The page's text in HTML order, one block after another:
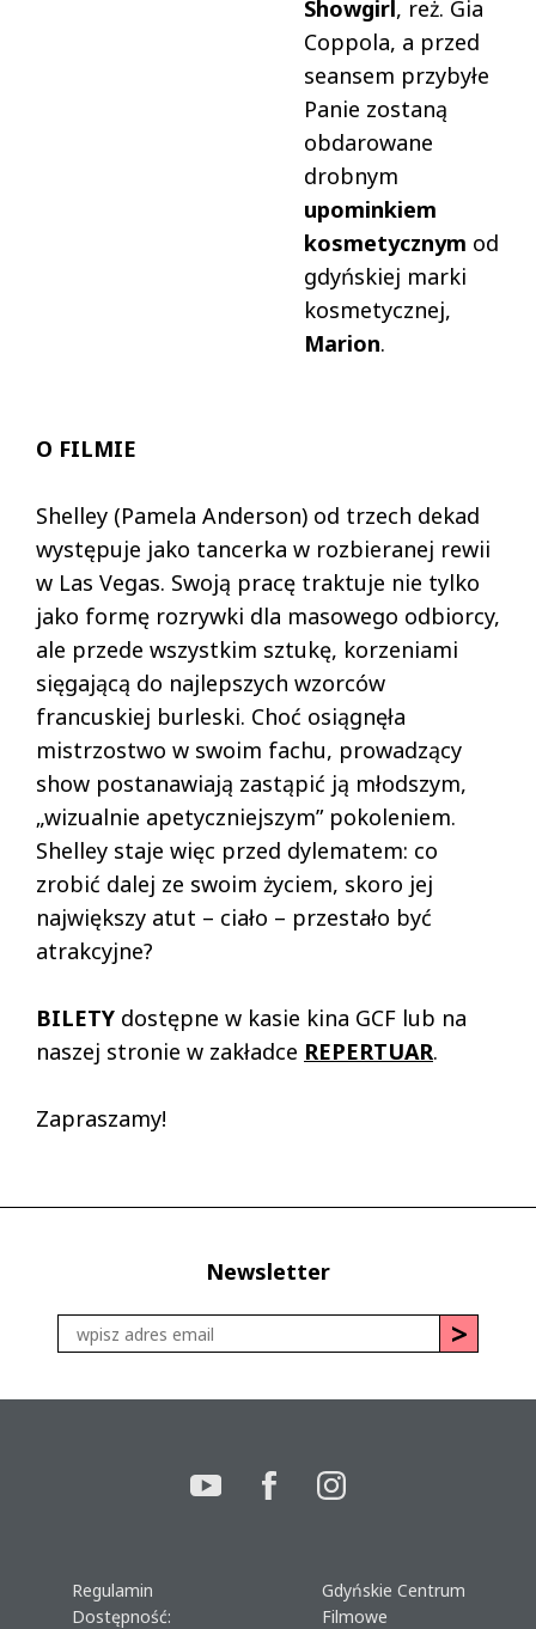
Showgirl, reż. Gia
Coppola, a przed
seansem przybyłe
Panie zostaną
obdarowane
drobnym
upominkiem
kosmetycznym od
gdyńskiej marki
kosmetycznej,
Marion.
O FILMIE
Shelley (Pamela Anderson) od trzech dekad
występuje jako tancerka w rozbieranej rewii
w Las Vegas. Swoją pracę traktuje nie tylko
jako formę rozrywki dla masowego odbiorcy,
ale przede wszystkim sztukę, korzeniami
sięgającą do najlepszych wzorców
francuskiej burleski. Choć osiągnęła
mistrzostwo w swoim fachu, prowadzący
show postanawiają zastąpić ją młodszym,
„wizualnie apetyczniejszym” pokoleniem.
Shelley staje więc przed dylematem: co
zrobić dalej ze swoim życiem, skoro jej
największy atut – ciało – przestało być
atrakcyjne?
BILETY dostępne w kasie kina GCF lub na
naszej stronie w zakładce REPERTUAR.
Zapraszamy!
Newsletter
Regulamin
Dostępność:
Gdyńskie Centrum
Filmowe